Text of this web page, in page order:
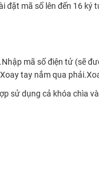
đặt mã số lên đến 16
mã số điện tử (sẽ
tay nắm qua
sử dụng cả khóa chìa